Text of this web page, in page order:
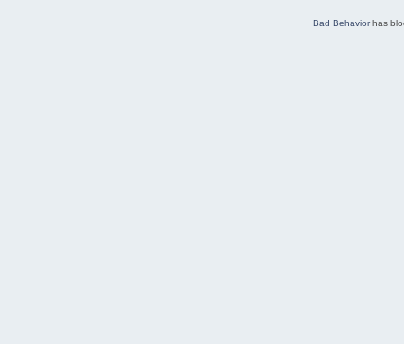
Bad Behaviorhas